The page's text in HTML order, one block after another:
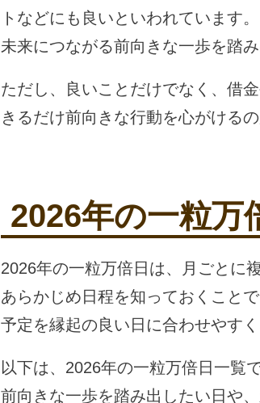
トなどにも良いといわれています。
未来につながる前向きな一歩を踏
ただし、良いことだけでなく、借
きるだけ前向きな行動を心がけるの
2026年の一粒万
2026年の一粒万倍日は、月ごとに
あらかじめ日程を知っておくこと
予定を縁起の良い日に合わせやすく
以下は、2026年の一粒万倍日一覧で
前向きな一歩を踏み出したい日や